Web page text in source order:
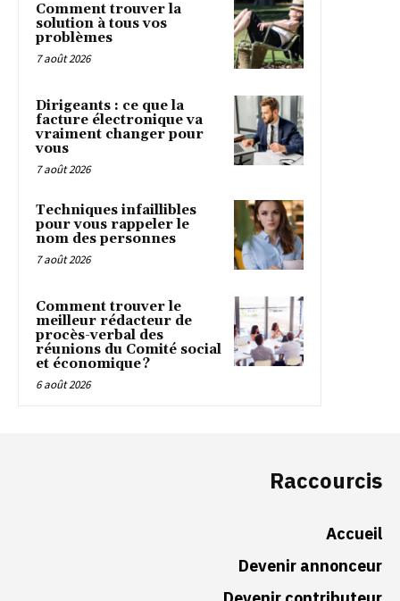
Comment trouver la
solution à tous vos
problèmes
7 août 2026
Dirigeants : ce que la
facture électronique va
vraiment changer pour
vous
7 août 2026
Techniques infaillibles
pour vous rappeler le
nom des personnes
7 août 2026
Comment trouver le
meilleur rédacteur de
procès-verbal des
réunions du Comité social
et économique ?
6 août 2026
Raccourcis
Accueil
Devenir annonceur